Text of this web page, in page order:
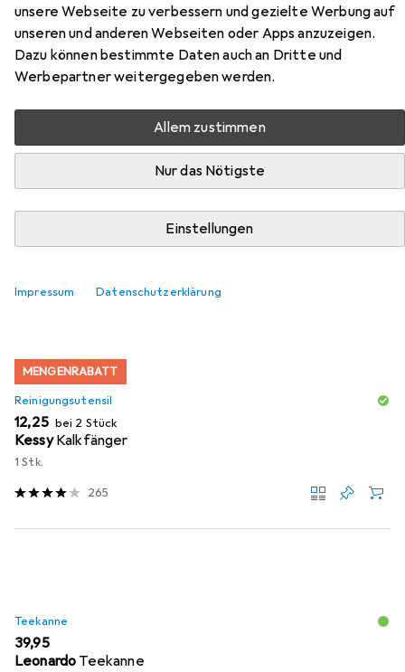
unsere Webseite zu verbessern und gezielte Werbung auf
unseren und anderen Webseiten oder Apps anzuzeigen.
Dazu können bestimmte Daten auch an Dritte und
Werbepartner weitergegeben werden.
Allem zustimmen
Nur das Nötigste
Einstellungen
Impressum Datenschutzerklärung
Zubehör für Amica KM 2012
Silver
KM 2012 Silver aus den Kategorien Reinigungsutensil,
Teekanne und Entkalker.
Beliebt Reinigungsutensil Teekanne Entkalker
Produktliste
MENGENRABATT
Reinigungsutensil
EUR
12,25 bei 2 Stück
Kessy Kalkfänger
1 Stk.
265
Teekanne
EUR
39,95
Leonardo Teekanne